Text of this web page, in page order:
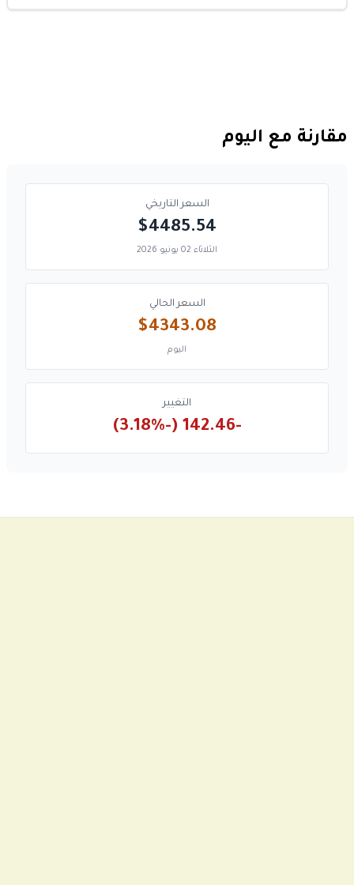
مقارنة مع اليوم
السعر التاريخي
$4485.54
الثلاثاء 02 يونيو 2026
السعر الحالي
$4343.08
اليوم
التغيير
-142.46 (-3.18%)